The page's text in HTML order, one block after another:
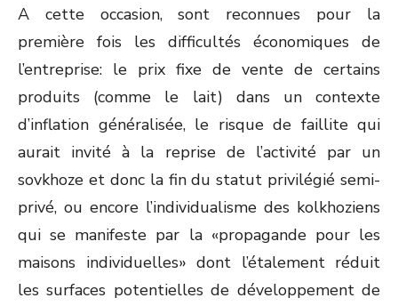
A cette occasion, sont reconnues pour la
première fois les difficultés économiques de
l’entreprise: le prix fixe de vente de certains
produits (comme le lait) dans un contexte
d’inflation généralisée, le risque de faillite qui
aurait invité à la reprise de l’activité par un
sovkhoze et donc la fin du statut privilégié semi-
privé, ou encore l’individualisme des kolkhoziens
qui se manifeste par la «propagande pour les
maisons individuelles» dont l’étalement réduit
les surfaces potentielles de développement de